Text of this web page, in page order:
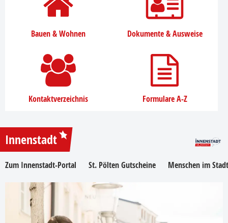
Bauen & Wohnen Dokumente & Ausweise
Kontaktverzeichnis Formulare A-Z
Innenstadt
Zum Innenstadt-Portal St. Pölten Gutscheine Menschen im